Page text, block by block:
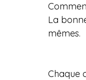
La
mêmes.
Chaque